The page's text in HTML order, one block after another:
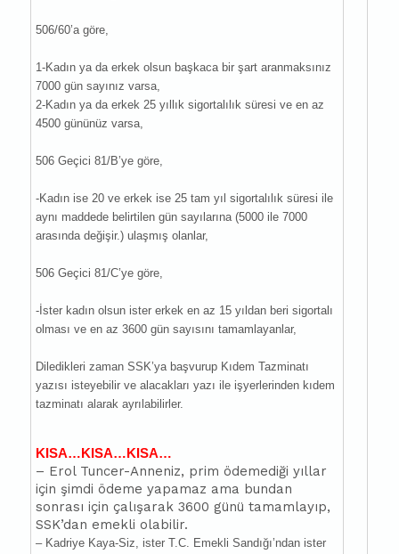
506/60’a göre,
1-Kadın ya da erkek olsun başkaca bir şart aranmaksınız
7000 gün sayınız varsa,
2-Kadın ya da erkek 25 yıllık sigortalılık süresi ve en az
4500 gününüz varsa,
506 Geçici 81/B’ye göre,
-Kadın ise 20 ve erkek ise 25 tam yıl sigortalılık süresi ile
aynı maddede belirtilen gün sayılarına (5000 ile 7000
arasında değişir.) ulaşmış olanlar,
506 Geçici 81/C’ye göre,
-İster kadın olsun ister erkek en az 15 yıldan beri sigortalı
olması ve en az 3600 gün sayısını tamamlayanlar,
Diledikleri zaman SSK’ya başvurup Kıdem Tazminatı
yazısı isteyebilir ve alacakları yazı ile işyerlerinden kıdem
tazminatı alarak ayrılabilirler.
KISA…KISA…KISA…
– Erol Tuncer-Anneniz, prim ödemediği yıllar
için şimdi ödeme yapamaz ama bundan
sonrası için çalışarak 3600 günü tamamlayıp,
SSK’dan emekli olabilir.
– Kadriye Kaya-Siz, ister T.C. Emekli Sandığı’ndan ister